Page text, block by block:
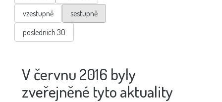
vzestupně
sestupně
posledních 30
V červnu 2016 byly
zveřejněné tyto aktuality